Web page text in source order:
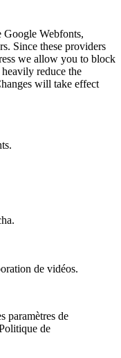
Google Webfonts,
Since these providers
we allow you to block
reduce the
will take effect
de vidéos.
paramètres de
de